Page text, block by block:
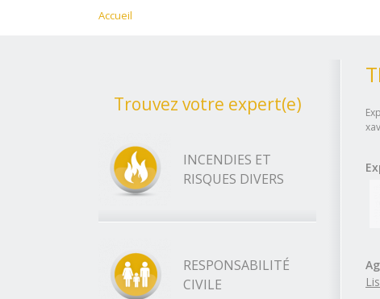
Accueil
Trouvez votre expert(e)
INCENDIES ET
RISQUES DIVERS
RESPONSABILITÉ
CIVILE